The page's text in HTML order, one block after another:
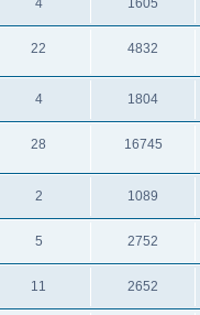
22 4832
4 1804
28 16745
2 1089
5 2752
11 2652